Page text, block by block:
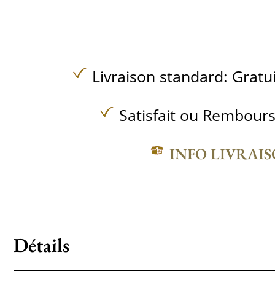
Livraison standard:
Satisfait ou
INFO
Détails